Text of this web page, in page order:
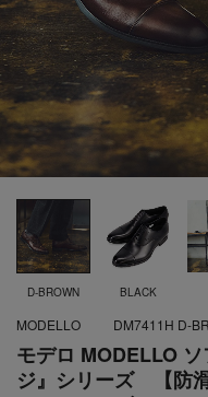
D-BROWN BLACK
モデロ MODELLO
ジ』シリーズ 【防
MODELLO DM7411H D-